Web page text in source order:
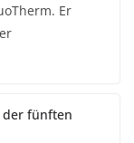
Er
der fünften